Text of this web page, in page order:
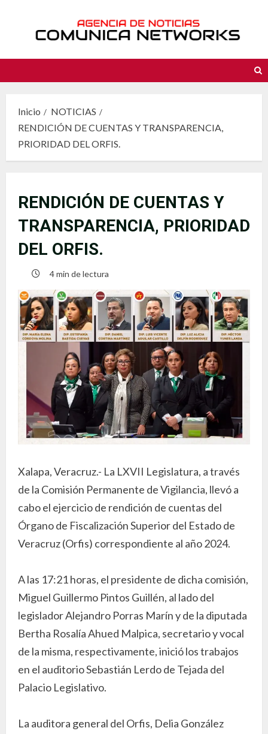
contenido
Inicio
NOTICIAS
RENDICIÓN DE CUENTAS Y TRANSPARENCIA,
PRIORIDAD DEL ORFIS.
RENDICIÓN DE CUENTAS Y
TRANSPARENCIA, PRIORIDAD
DEL ORFIS.
4 min de lectura
Xalapa, Veracruz.- La LXVII Legislatura, a través
de la Comisión Permanente de Vigilancia, llevó a
cabo el ejercicio de rendición de cuentas del
Órgano de Fiscalización Superior del Estado de
Veracruz (Orfis) correspondiente al año 2024.
A las 17:21 horas, el presidente de dicha comisión,
Miguel Guillermo Pintos Guillén, al lado del
legislador Alejandro Porras Marín y de la diputada
Bertha Rosalía Ahued Malpica, secretario y vocal
de la misma, respectivamente, inició los trabajos
en el auditorio Sebastián Lerdo de Tejada del
Palacio Legislativo.
La auditora general del Orfis, Delia González